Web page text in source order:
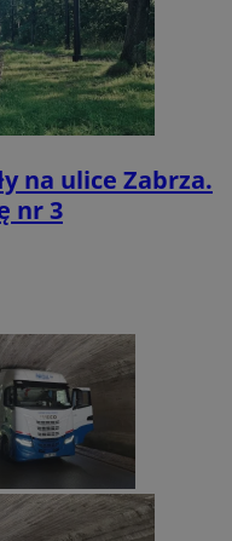
na ulice Zabrza.
nr 3